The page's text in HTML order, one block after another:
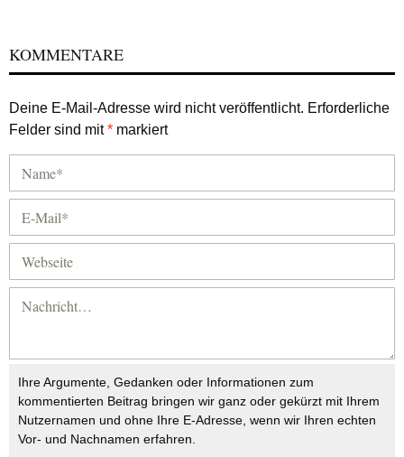
KOMMENTARE
Deine E-Mail-Adresse wird nicht veröffentlicht. Erforderliche
Felder sind mit* markiert
Ihre Argumente, Gedanken oder Informationen zum
kommentierten Beitrag bringen wir ganz oder gekürzt mit Ihrem
Nutzernamen und ohne Ihre E-Adresse, wenn wir Ihren echten
Vor- und Nachnamen erfahren.